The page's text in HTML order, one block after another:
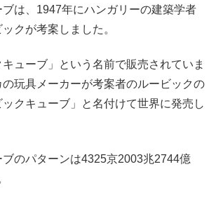
は、1947年にハンガリーの建築学者
クが考案しました。
ューブ」という名前で販売されていま
の玩具メーカーが考案者のルービックの
クキューブ」と名付けて世界に発売し
ブのパターンは4325京2003兆2744億